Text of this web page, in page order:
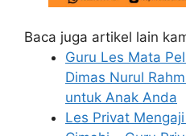
Baca juga artikel lain
Guru Les Mata
Dimas Nurul
untuk Anak Anda
Les Privat